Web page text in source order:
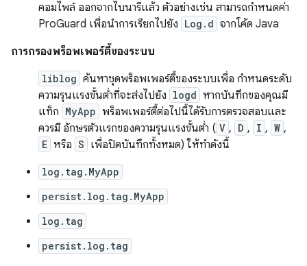
คอมไพล์ ออกจากไบนารีแล้ว ตัวอย่างเช่น สามารถกำหนดค่า
ProGuard เพื่อนำการเรียกไปยัง Log.d จากโค้ด Java
การกรองพร็อพเพอร์ตี้ของระบบ
liblog ค้นหาชุดพร็อพเพอร์ตี้ของระบบเพื่อ กำหนดระดับ
ความรุนแรงขั้นต่ำที่จะส่งไปยัง logd หากบันทึกของคุณมี
แท็ก MyApp พร็อพเพอร์ตี้ต่อไปนี้ได้รับการตรวจสอบและ
ควรมี อักษรตัวแรกของความรุนแรงขั้นต่ำ ( V , D , I , W ,
E หรือ S เพื่อปิดบันทึกทั้งหมด) ให้ทำดังนี้
log.tag.MyApp
persist.log.tag.MyApp
log.tag
persist.log.tag